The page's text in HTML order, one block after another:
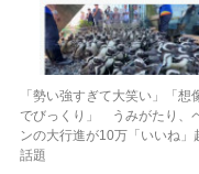
「勢い強すぎて大笑い」「想
でびっくり」 うみがたり、
ンの大行進が10万「いいね」
話題